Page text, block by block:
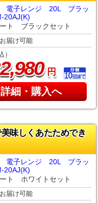
電子レンジ 20L ブラッ
ト ブラックセット
届け可能
）
,980円
詳細・購入へ
味しくあたためでき
電子レンジ 20L ブラッ
ト ホワイトセット
届け可能